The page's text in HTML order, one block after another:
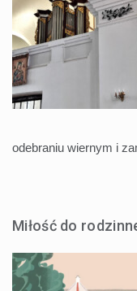
odebraniu wiernym i
Miłość do